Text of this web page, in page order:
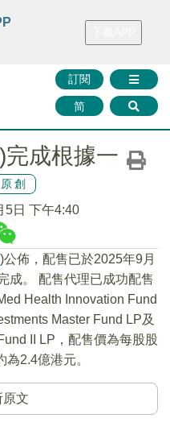
財華證券 媒體矩陣
訂閱
简
成根據一
原創
5日 下午4:40
)公佈，配售已於2025年9月
成。 配售代理已成功配售
Health Innovation Fund
Master Fund LP及
II LP，配售價為每股股
2.4億港元。
原文